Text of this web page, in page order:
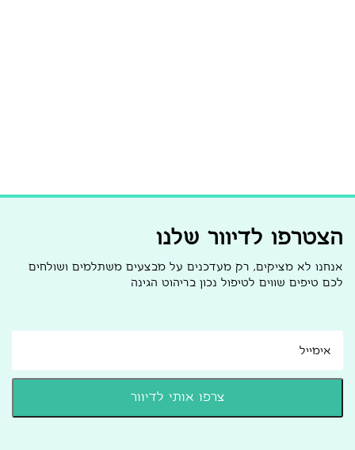
הצטרפו לדיוור שלנו
אנחנו לא מציקים, רק מעדכנים על מבצעים משתלמים ושולחים
לכם טיפים שווים לטיפול נכון בריהוט הגינה